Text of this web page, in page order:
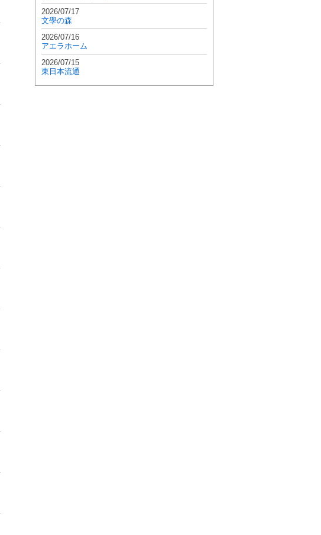
2026/07/17
文學の森
2026/07/16
アエラホーム
2026/07/15
東日本流通